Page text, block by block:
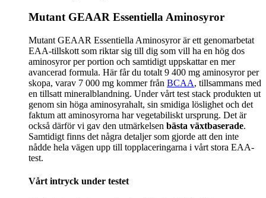
Mutant GEAAR Essentiella Aminosyror
Mutant GEAAR Essentiella Aminosyror är ett genomarbetat
EAA-tillskott som riktar sig till dig som vill ha en hög dos
aminosyror per portion och samtidigt uppskattar en mer
avancerad formula. Här får du totalt 9 400 mg aminosyror per
skopa, varav 7 000 mg kommer från BCAA, tillsammans med
en tillsatt mineralblandning. Under vårt test stack produkten ut
genom sin höga aminosyrahalt, sin smidiga löslighet och det
faktum att aminosyrorna har vegetabiliskt ursprung. Det är
också därför vi gav den utmärkelsen bästa växtbaserade.
Samtidigt finns det några detaljer som gjorde att den inte
nådde hela vägen upp till topplaceringarna i vårt stora EAA-
test.
Vårt intryck under testet